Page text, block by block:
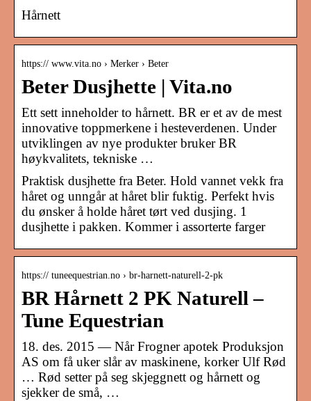
Hårnett
https:// www.vita.no › Merker › Beter
Beter Dusjhette | Vita.no
Ett sett inneholder to hårnett. BR er et av de mest
innovative toppmerkene i hesteverdenen. Under
utviklingen av nye produkter bruker BR
høykvalitets, tekniske …
Praktisk dusjhette fra Beter. Hold vannet vekk fra
håret og unngår at håret blir fuktig. Perfekt hvis
du ønsker å holde håret tørt ved dusjing. 1
dusjhette i pakken. Kommer i assorterte farger
https:// tuneequestrian.no › br-harnett-naturell-2-pk
BR Hårnett 2 PK Naturell –
Tune Equestrian
18. des. 2015 — Når Frogner apotek Produksjon
AS om få uker slår av maskinene, korker Ulf Rød
… Rød setter på seg skjeggnett og hårnett og
sjekker de små, …